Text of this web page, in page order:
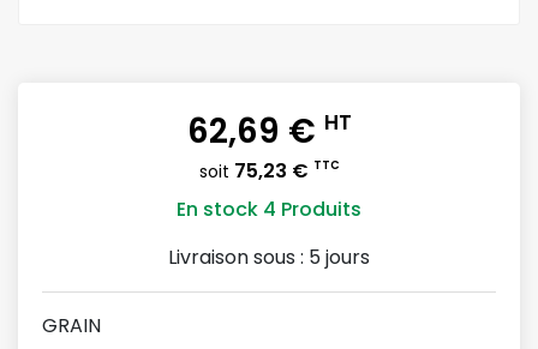
62,69 € HT
soit 75,23 € TTC
En stock 4 Produits
Livraison sous : 5 jours
GRAIN